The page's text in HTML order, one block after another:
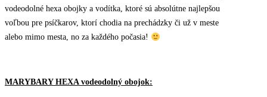
vodeodolné hexa obojky a vodítka, ktoré sú absolútne najlepšou
voľbou pre psíčkarov, ktorí chodia na prechádzky či už v meste
alebo mimo mesta, no za každého počasia!
MARYBARY HEXA vodeodolný obojok: